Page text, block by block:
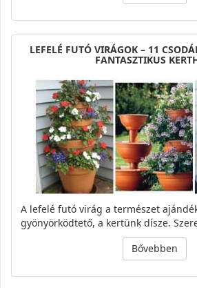
LEFELÉ FUTÓ VIRÁGOK – 11
FANTASZTIKUS
A lefelé futó virág a természet
gyönyörködtető, a kertünk dísze.
Bővebben